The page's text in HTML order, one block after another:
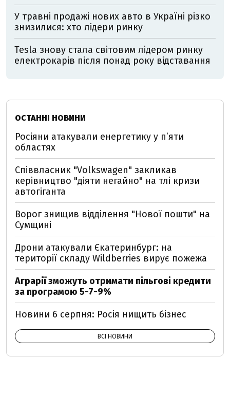
У травні продажі нових авто в Україні різко
знизилися: хто лідери ринку
Tesla знову стала світовим лідером ринку
електрокарів після понад року відставання
ОСТАННІ НОВИНИ
Росіяни атакували енергетику у пʼяти
областях
Співвласник "Volkswagen" закликав
керівництво "діяти негайно" на тлі кризи
автогіганта
Ворог знищив відділення "Нової пошти" на
Сумщині
Дрони атакували Єкатеринбург: на
території складу Wildberries вирує пожежа
Аграрії зможуть отримати пільгові кредити
за програмою 5-7-9%
Новини 6 серпня: Росія нищить бізнес
ВСІ НОВИНИ